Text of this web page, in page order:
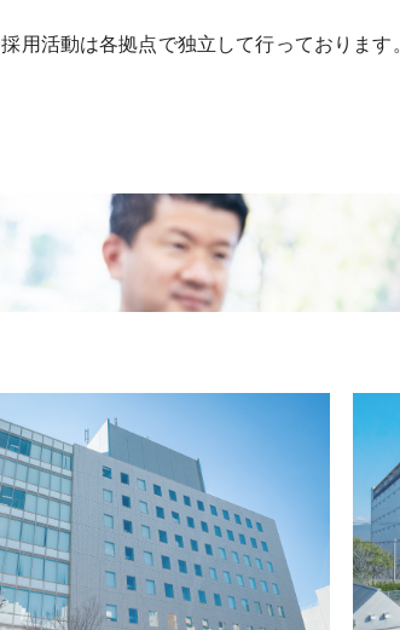
採用活動は各拠点で独立して行っております。